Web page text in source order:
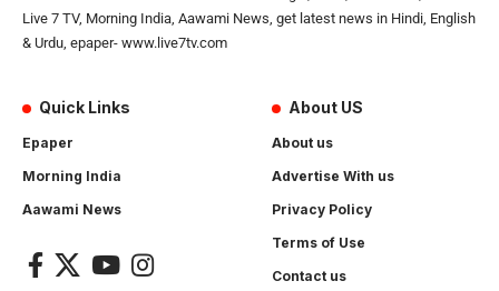
Live 7 TV, Morning India, Aawami News, get latest news in Hindi, English
& Urdu, epaper- www.live7tv.com
Quick Links
Epaper
Morning India
Aawami News
About US
About us
Advertise With us
Privacy Policy
Terms of Use
Contact us